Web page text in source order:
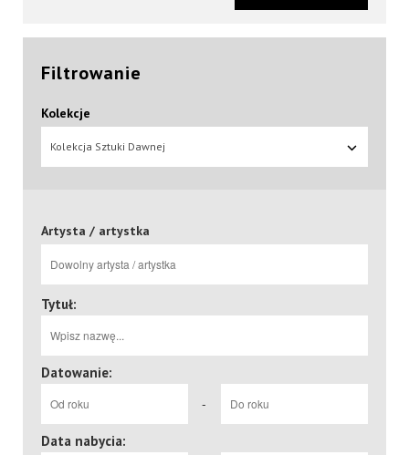
Filtrowanie
Kolekcje
Kolekcja Sztuki Dawnej
Artysta / artystka
Tytuł:
Datowanie:
-
Data nabycia: